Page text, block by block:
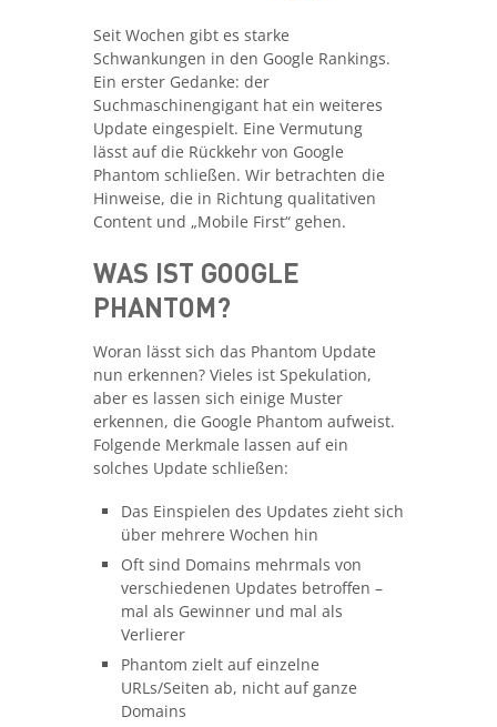
Seit Wochen gibt es starke
Schwankungen in den Google Rankings.
Ein erster Gedanke: der
Suchmaschinengigant hat ein weiteres
Update eingespielt. Eine Vermutung
lässt auf die Rückkehr von Google
Phantom schließen. Wir betrachten die
Hinweise, die in Richtung qualitativen
Content und „Mobile First“ gehen.
WAS IST GOOGLE
PHANTOM?
Woran lässt sich das Phantom Update
nun erkennen? Vieles ist Spekulation,
aber es lassen sich einige Muster
erkennen, die Google Phantom aufweist.
Folgende Merkmale lassen auf ein
solches Update schließen:
Das Einspielen des Updates zieht sich
über mehrere Wochen hin
Oft sind Domains mehrmals von
verschiedenen Updates betroffen –
mal als Gewinner und mal als
Verlierer
Phantom zielt auf einzelne
URLs/Seiten ab, nicht auf ganze
Domains